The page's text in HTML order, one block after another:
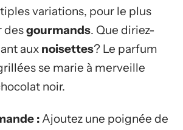
variations, pour le plus
desgourmands. Que diriez-
aux noisettes? Le parfum
se marie à merveille
noir.
:Ajoutez une poignée de